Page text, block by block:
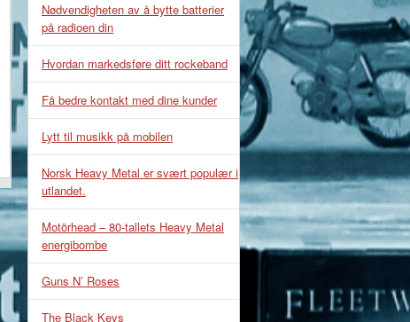
Nødvendigheten av å bytte batterier
på radioen din
Hvordan markedsføre ditt rockeband
Få bedre kontakt med dine kunder
Lytt til musikk på mobilen
Norsk Heavy Metal er svært populær i
utlandet.
Motörhead – 80-tallets Heavy Metal
energibombe
Guns N’ Roses
The Black Keys